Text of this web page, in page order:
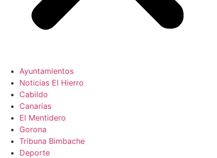
Ayuntamientos
Noticias El Hierro
Cabildo
Canarias
El Mentidero
Gorona
Tribuna Bimbache
Deporte